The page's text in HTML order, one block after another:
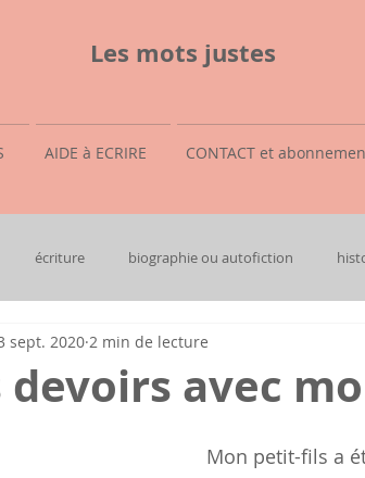
Les mots justes
AIDE à ECRIRE CONTACT et
écriture biographie ou autofiction
devoirs avec
sept. 2020 2 min de lecture
Mon petit-fils a